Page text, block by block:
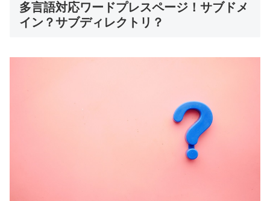
多言語対応ワードプレスページ！サブドメ
イン？サブディレクトリ？